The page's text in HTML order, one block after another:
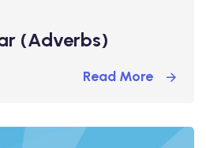
(Adverbs)
Read More